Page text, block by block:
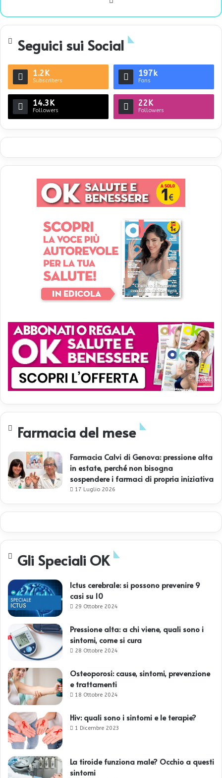
te
Seguici sui Social
1.2K
Subscribers
197k
Fans
14.3K
Followers
22K
Followers
Farmacia del mese
Farmacia Calvi di Genova: pressione alta
in estate, perché non bisogna
sospendere i farmaci di propria iniziativa
17 Luglio 2026
Gli Speciali OK
Ictus cerebrale: si possono prevenire 9
casi su 10
29 Ottobre 2024
Pressione alta: a chi viene, quali sono i
sintomi, come si cura
28 Ottobre 2024
Osteoporosi: cause, sintomi, prevenzione
e trattamenti
18 Ottobre 2024
Hiv: quali sono i sintomi e le terapie?
1 Dicembre 2023
La tiroide funziona male? Occhio a questi
sintomi